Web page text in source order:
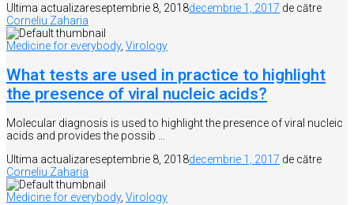
Ultima actualizareseptembrie 8, 2018decembrie 1, 2017 de către
Corneliu Zaharia
Medicine for everybody, Virology
What tests are used in practice to highlight
the presence of viral nucleic acids?
Molecular diagnosis is used to highlight the presence of viral nucleic
acids and provides the possib …
Ultima actualizareseptembrie 8, 2018decembrie 1, 2017 de către
Corneliu Zaharia
Medicine for everybody, Virology